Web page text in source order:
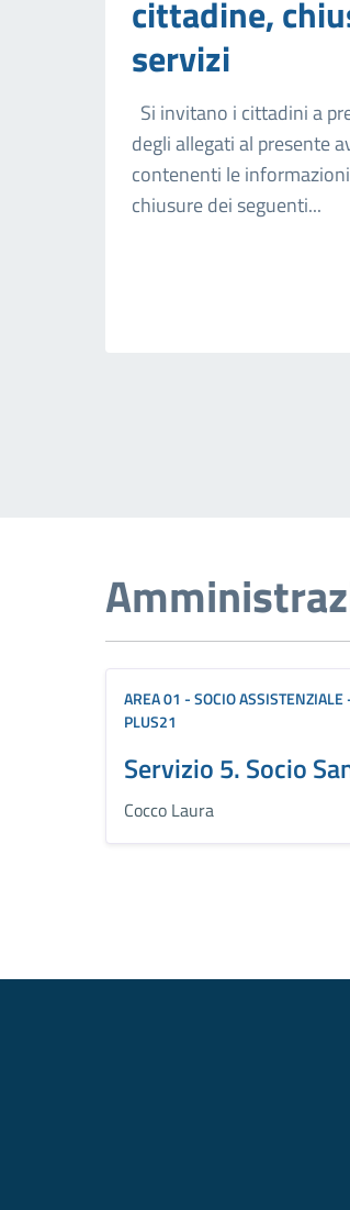
cittadine,
servizi
Si invitano i cittadini a
degli allegati al presente
contenenti le
chiusure dei seguenti...
AREA 01 - SOCIO
PLUS21
Servizio 5. Socio
Cocco Laura